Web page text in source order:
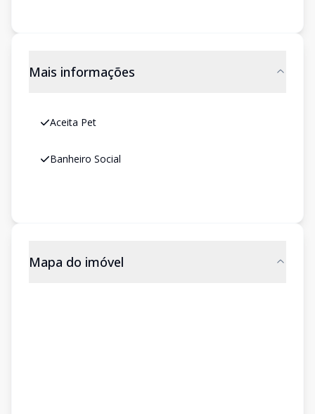
Mais informações
Aceita Pet
Banheiro Social
Mapa do imóvel